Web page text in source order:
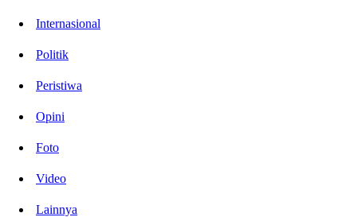
Internasional
Politik
Peristiwa
Opini
Foto
Video
Lainnya